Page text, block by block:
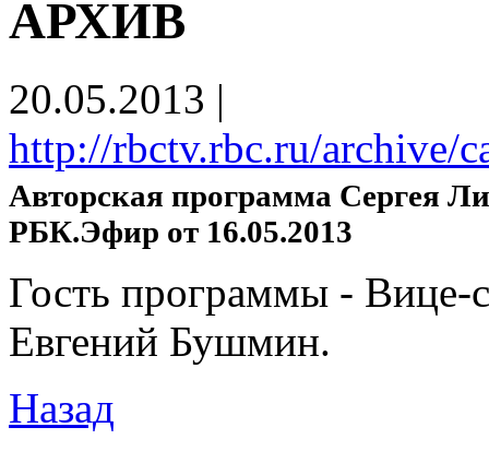
АРХИВ
20.05.2013 |
http://rbctv.rbc.ru/archive/
Авторская программа Сергея
РБК.Эфир от 16.05.2013
Гость программы - Вице-
Евгений Бушмин.
Назад